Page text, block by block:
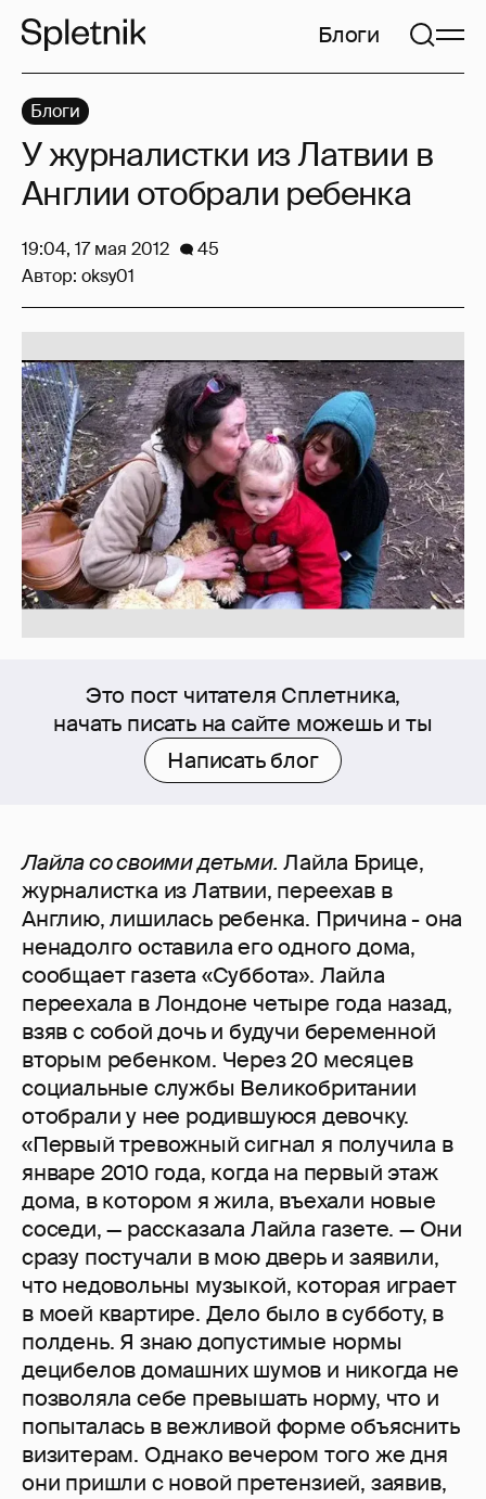
Блоги
Это пост читателя Сплетника,
начать писать на сайте можешь и ты
Написать блог
Лайла со своими детьми. Лайла Брице,
журналистка из Латвии, переехав в
Англию, лишилась ребенка. Причина - она
ненадолго оставила его одного дома,
сообщает газета «Суббота». Лайла
переехала в Лондоне четыре года назад,
взяв с собой дочь и будучи беременной
вторым ребенком. Через 20 месяцев
социальные службы Великобритании
отобрали у нее родившуюся девочку.
«Первый тревожный сигнал я получила в
январе 2010 года, когда на первый этаж
дома, в котором я жила, въехали новые
соседи, — рассказала Лайла газете. — Они
сразу постучали в мою дверь и заявили,
что недовольны музыкой, которая играет
в моей квартире. Дело было в субботу, в
полдень. Я знаю допустимые нормы
децибелов домашних шумов и никогда не
позволяла себе превышать норму, что и
попыталась в вежливой форме объяснить
визитерам. Однако вечером того же дня
они пришли с новой претензией, заявив,
Блоги
У журналистки из Латвии в
Англии отобрали ребенка
19:04, 17 мая 2012
45
Автор: oksy01